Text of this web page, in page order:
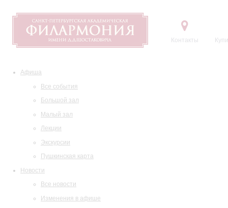
Контакты
Афиша
Все события
Большой зал
Малый зал
Лекции
Экскурсии
Пушкинская карта
Новости
Все новости
Изменения в афише